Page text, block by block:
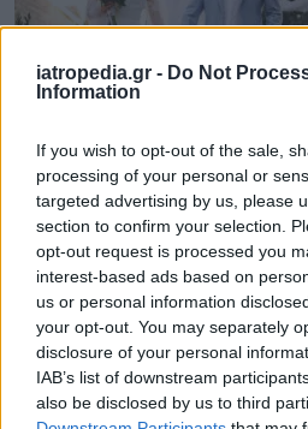
iatropedia.gr - Do Not
Information
If you wish to opt-out of the sale,
processing of your personal or
targeted advertising by us, please
section to confirm your selection.
opt-out request is processed you
interest-based ads based on
us or personal information
your opt-out. You may separately
disclosure of your personal
IAB’s list of downstream
also be disclosed by us to third
14 Μαρτίου 2025 16:01
Κι όμως ο γάμος
αποκαλύπτει νέα
του γάμου με την
Σύμφωνα με τα ευρήματα
Ινστιτούτου Καρδιολογίας